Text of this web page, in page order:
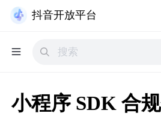
抖音开放平台
小程序 SDK 合